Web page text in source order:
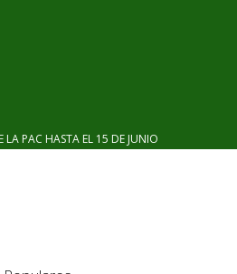
PAC HASTA EL 15 DE JUNIO